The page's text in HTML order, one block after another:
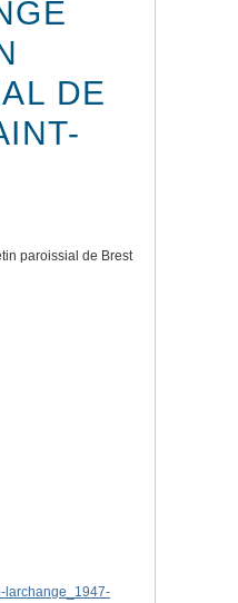
DE
paroissial de Brest